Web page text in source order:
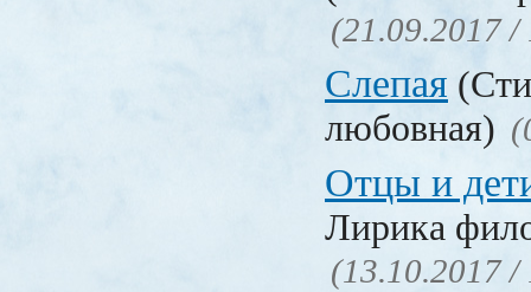
(21.09.2017 /
Слепая
любовная)
Отцы и
Лирика
(13.10.2017 /